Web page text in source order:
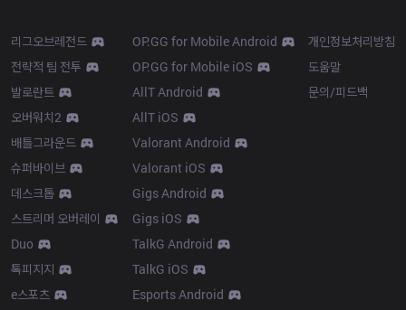
리그오브레전드
전략적 팀 전투
발로란트
오버워치2
배틀그라운드
슈퍼바이브
데스크톱
스트리머 오버레이
Duo
톡피지지
e스포츠
OP.GG for Mobile Android
OP.GG for Mobile iOS
AllT Android
AllT iOS
Valorant Android
Valorant iOS
Gigs Android
Gigs iOS
TalkG Android
TalkG iOS
Esports Android
개인정보처리방침
도움말
문의/피드백